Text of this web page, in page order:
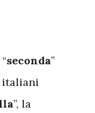
seconda”
italiani
”, la